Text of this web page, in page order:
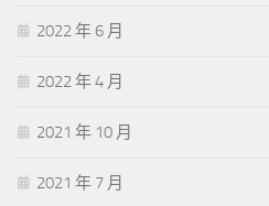
2022 年 6 月
2022 年 4 月
2021 年 10 月
2021 年 7 月